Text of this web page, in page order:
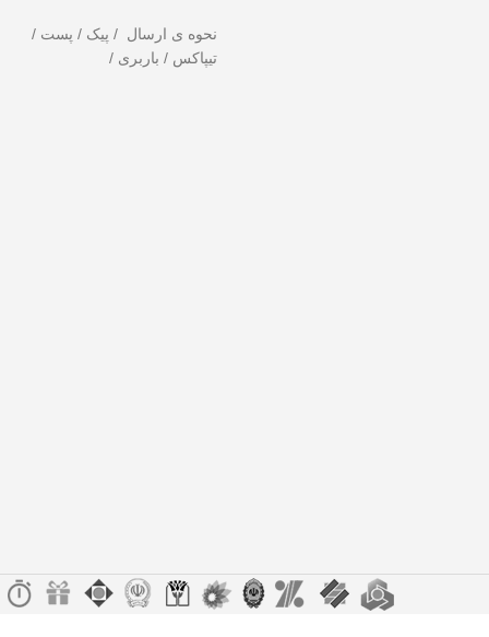
نحوه ی ارسال / پیک / پست /
تیپاکس / باربری /